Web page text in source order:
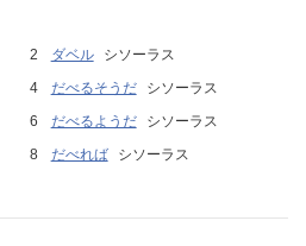
ダベル
シソーラス
だべるそうだ
シソーラス
だべるようだ
シソーラス
だべれば シソーラス